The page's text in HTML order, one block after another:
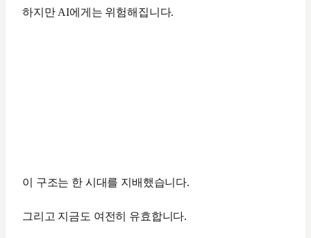
하지만 AI에게는 위험해집니다.
이 구조는 한 시대를 지배했습니다.
그리고 지금도 여전히 유효합니다.